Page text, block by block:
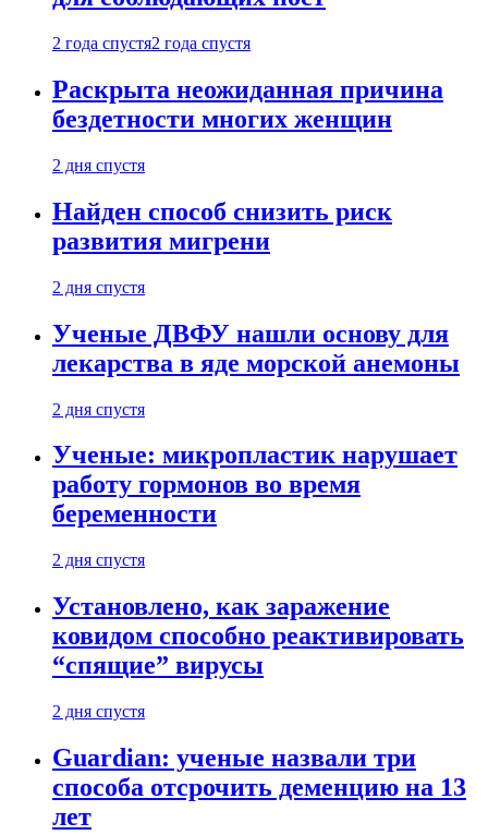
2 года спустя2 года спустя
Раскрыта неожиданная причина
бездетности многих женщин
2 дня спустя
Найден способ снизить риск
развития мигрени
2 дня спустя
Ученые ДВФУ нашли основу для
лекарства в яде морской анемоны
2 дня спустя
Ученые: микропластик нарушает
работу гормонов во время
беременности
2 дня спустя
Установлено, как заражение
ковидом способно реактивировать
“спящие” вирусы
2 дня спустя
Guardian: ученые назвали три
способа отсрочить деменцию на 13
лет